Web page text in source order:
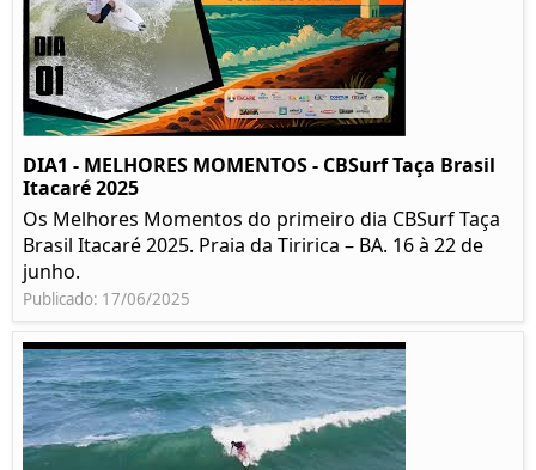
DIA1 - MELHORES MOMENTOS - CBSurf Taça Brasil
Itacaré 2025
Os Melhores Momentos do primeiro dia CBSurf Taça
Brasil Itacaré 2025. Praia da Tiririca – BA. 16 à 22 de
junho.
Publicado: 17/06/2025